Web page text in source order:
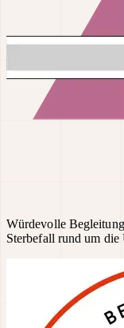
Würdevolle
Sterbefall rund um die